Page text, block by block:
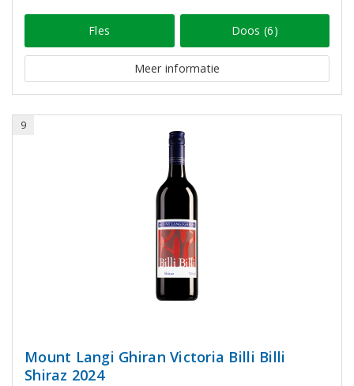
Fles Doos (6)
Meer informatie
9
Mount Langi Ghiran Victoria Billi Billi
Shiraz 2024